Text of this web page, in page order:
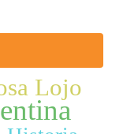
Lojo